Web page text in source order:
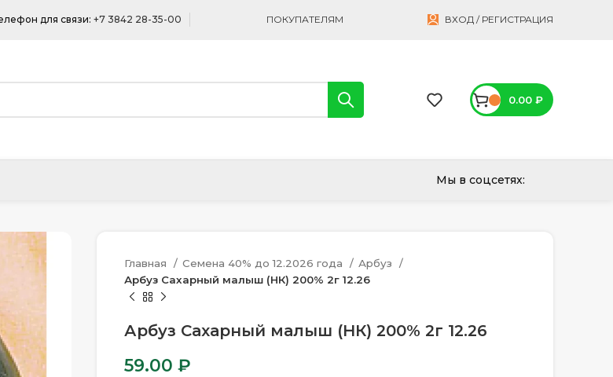
для связи: +7 3842 28-35-00 ПОКУПАТЕЛЯМ ВХОД / РЕГИСТРАЦИЯ
0.00 ₽
Мы в соцсетях:
Главная Семена 40% до 12.2026 года
Арбуз
Арбуз Сахарный малыш (НК) 200% 2г 12.26
Арбуз Сахарный малыш (НК) 200% 2г 12.26
59.00 ₽